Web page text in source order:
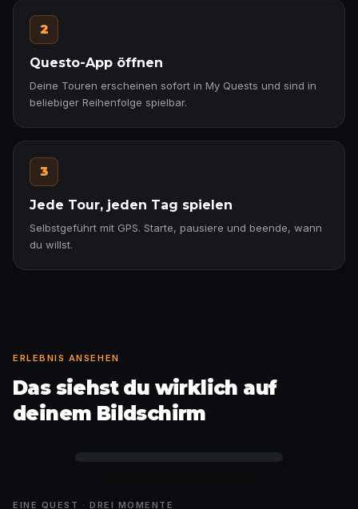
2
Questo-App öffnen
Deine Touren erscheinen sofort in My Quests und sind in
beliebiger Reihenfolge spielbar.
3
Jede Tour, jeden Tag spielen
Selbstgeführt mit GPS. Starte, pausiere und beende, wann
du willst.
ERLEBNIS ANSEHEN
Das siehst du wirklich auf
deinem Bildschirm
EINE QUEST · DREI MOMENTE